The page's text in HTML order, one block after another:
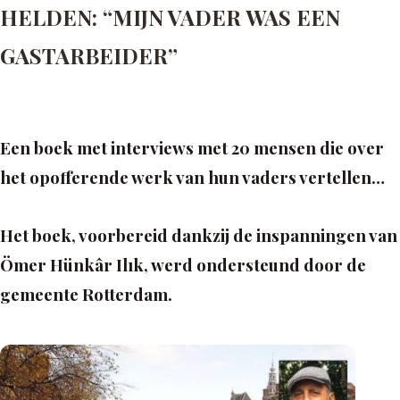
HELDEN: “MIJN VADER WAS EEN
GASTARBEIDER”
Een boek met interviews met 20 mensen die over
het opofferende werk van hun vaders vertellen…
Het boek, voorbereid dankzij de inspanningen van
Ömer Hünkâr Ilık, werd ondersteund door de
gemeente Rotterdam.